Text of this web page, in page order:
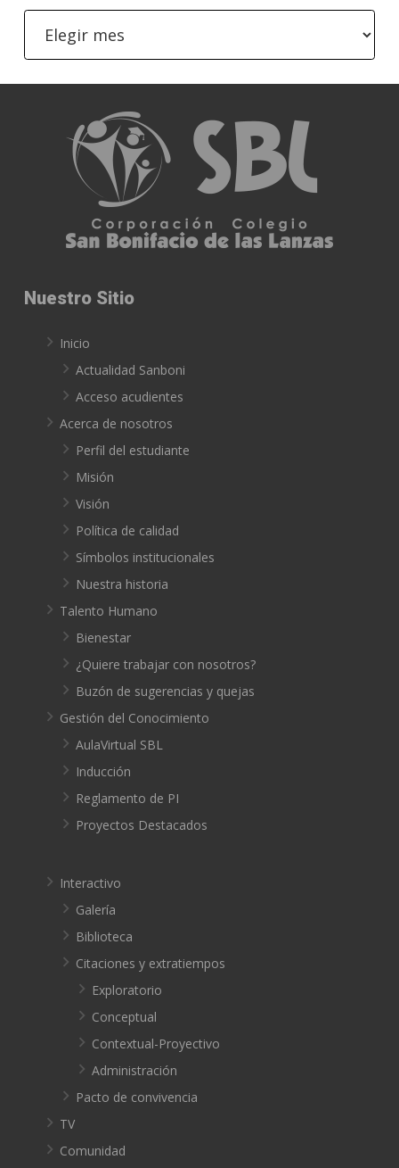
Nuestro Sitio
Inicio
Actualidad Sanboni
Acceso acudientes
Acerca de nosotros
Perfil del estudiante
Misión
Visión
Política de calidad
Símbolos institucionales
Nuestra historia
Talento Humano
Bienestar
¿Quiere trabajar con nosotros?
Buzón de sugerencias y quejas
Gestión del Conocimiento
AulaVirtual SBL
Inducción
Reglamento de PI
Proyectos Destacados
Interactivo
Galería
Biblioteca
Citaciones y extratiempos
Exploratorio
Conceptual
Contextual-Proyectivo
Administración
Pacto de convivencia
TV
Comunidad